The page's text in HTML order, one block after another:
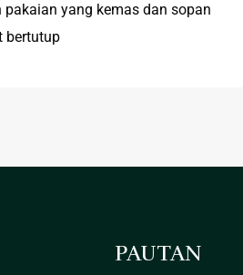
pakaian yang kemas dan sopan
bertutup
PAUTAN